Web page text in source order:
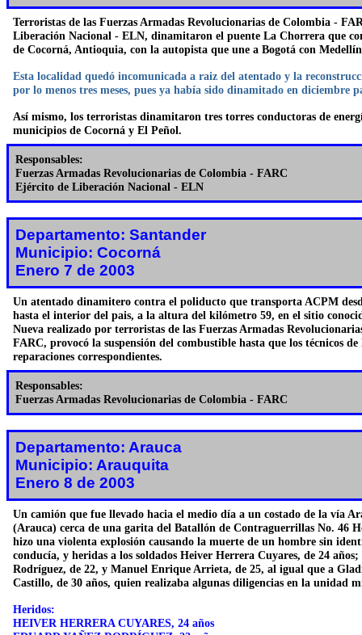
Terroristas de las Fuerzas Armadas Revolucionarias de Colombia -
Liberación Nacional - ELN, dinamitaron el puente La Chorrera que
de Cocorná, Antioquia, con la autopista que une a Bogotá con
Esta localidad quedó incomunicada a raiz del atentado y la
por lo menos tres meses, pues ya había sido dinamitado en diciembre
Así mismo, los terroristas dinamitaron tres torres conductoras de
municipios de Cocorná y El Peñol.
Responsables:
Fuerzas Armadas Revolucionarias de Colombia - FARC
Ejército de Liberación Nacional - ELN
Departamento: Santander
Municipio: Cocorná
Enero 7 de 2003
Un atentado dinamitero contra el poliducto que transporta ACPM
hasta el interior del pais, a la altura del kilómetro 59, en el sitio
Nueva realizado por terroristas de las Fuerzas Armadas
FARC, provocó la suspensión del combustible hasta que los técnicos
reparaciones correspondientes.
Responsables:
Fuerzas Armadas Revolucionarias de Colombia - FARC
Departamento: Arauca
Municipio: Arauquita
Enero 8 de 2003
Un camión que fue llevado hacia el medio día a un costado de la vía
(Arauca) cerca de una garita del Batallón de Contraguerrillas No. 46
hizo una violenta explosión causando la muerte de un hombre sin
conducía, y heridas a los soldados Heiver Herrera Cuyares, de 24 años;
Rodríguez, de 22, y Manuel Enrique Arrieta, de 25, al igual que a
Castillo, de 30 años, quien realizaba algunas diligencias en la unidad
Heridos:
HEIVER HERRERA CUYARES, 24 años